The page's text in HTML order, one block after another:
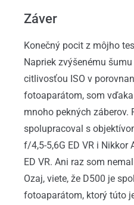
Záver
Konečný pocit z môjho
Napriek zvýšenému
citlivosťou ISO v
fotoaparátom, som
mnoho pekných
spolupracoval s
f/4,5-5,6G ED VR i Nikkor
ED VR. Ani raz som
Ozaj, viete, že D500 je
fotoaparátom, ktorý túto